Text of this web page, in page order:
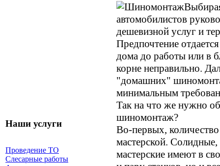
Наши услуги
Проведение ТО
Слесарные работы
автомобилистов
дешевизной услуг и
Предпочтение
дома до работы или в
корне неправильно.
"домашних"
минимальным
Так на что же нужно
шиномонтаж?
Во-первых,
мастерской.
мастерские имеют в